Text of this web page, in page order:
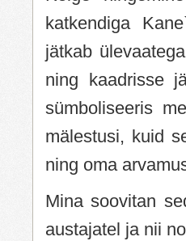
katkendiga
jätkab
ning kaadrisse
sümboliseeris
mälestusi, kuid
ning oma
Mina soovitan
austajatel ja nii